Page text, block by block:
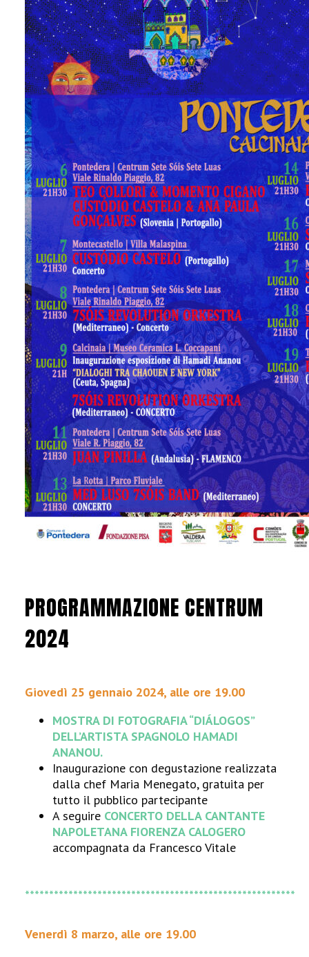
PROGRAMMAZIONE CENTRUM
2024
Giovedì 25 gennaio 2024, alle ore 19.00
MOSTRA DI FOTOGRAFIA “DIÁLOGOS”
DELL’ARTISTA SPAGNOLO HAMADI
ANANOU.
Inaugurazione con degustazione realizzata
dalla chef Maria Menegato, gratuita per
tutto il pubblico partecipante
A seguire CONCERTO DELLA CANTANTE
NAPOLETANA FIORENZA CALOGERO
accompagnata da Francesco Vitale
********************************************************
Venerdì 8 marzo, alle ore 19.00